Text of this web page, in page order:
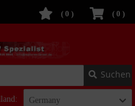
( 0 )
( 0 )
Suchen
Germany